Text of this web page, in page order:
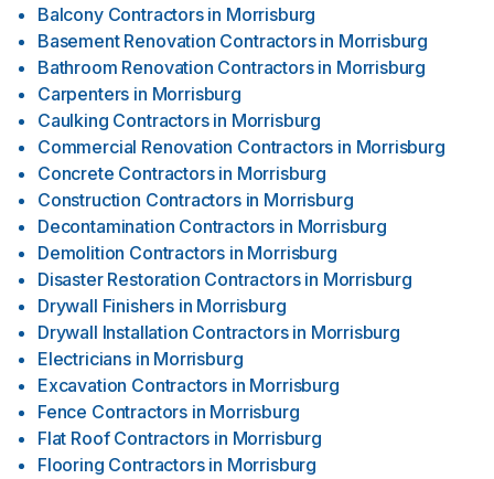
Balcony Contractors in Morrisburg
Basement Renovation Contractors in Morrisburg
Bathroom Renovation Contractors in Morrisburg
Carpenters in Morrisburg
Caulking Contractors in Morrisburg
Commercial Renovation Contractors in Morrisburg
Concrete Contractors in Morrisburg
Construction Contractors in Morrisburg
Decontamination Contractors in Morrisburg
Demolition Contractors in Morrisburg
Disaster Restoration Contractors in Morrisburg
Drywall Finishers in Morrisburg
Drywall Installation Contractors in Morrisburg
Electricians in Morrisburg
Excavation Contractors in Morrisburg
Fence Contractors in Morrisburg
Flat Roof Contractors in Morrisburg
Flooring Contractors in Morrisburg